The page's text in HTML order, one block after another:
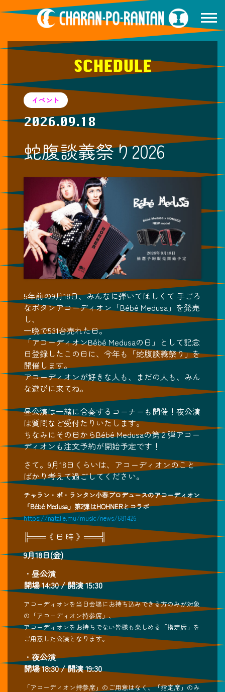
SCHEDULE
イベント
2026.09.18
蛇腹談義祭り2026
5年前の9月18日、みんなに弾いてほしくて 手ごろ
なボタンアコーディオン「Bébé Medusa」を発売
し、
一晩で531台売れた日。
「アコーディオンBébé Medusaの日」として記念
日登録したこの日に、今年も「蛇腹談義祭り」を
開催します。
アコーディオンが好きな人も、まだの人も、みん
な遊びに来てね。
昼公演は一緒に合奏するコーナーも開催！夜公演
は質問など受付たりいたします。
ちなみにその日からBébé Medusaの第２弾アコー
ディオンも注文予約が開始予定です！
さて。9月18日くらいは、アコーディオンのこと
ばかり考えて過ごしてください。
チャラン・ポ・ランタン小春プロデュースのアコーディオン
「Bébé Medusa」第2弾はHOHNERとコラボ
https://natalie.mu/music/news/681426
╠═══《 日 時 》═══╣
9月18日(金)
・ 昼公演
開場 14:30 / 開演 15:30
アコーディオンを当日会場にお持ち込みできる方のみが対象
の「アコーディオン持参席」、
アコーディオンをお持ちでない皆様も楽しめる「指定席」を
ご用意した公演となります。
・ 夜公演
開場 18:30 / 開演 19:30
「アコーディオン持参席」のご用意はなく、「指定席」のみ